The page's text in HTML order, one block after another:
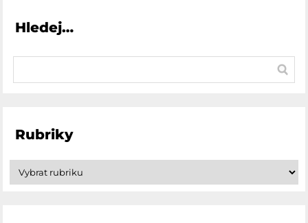
Hledej…
Rubriky